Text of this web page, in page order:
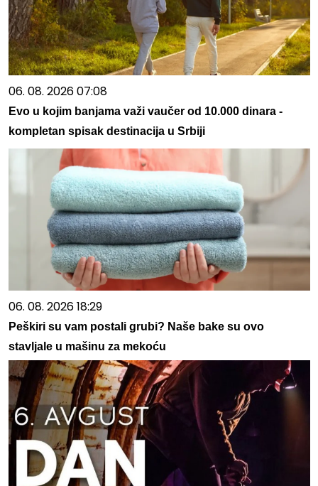
06. 08. 2026 07:08
Evo u kojim banjama važi vaučer od 10.000 dinara -
kompletan spisak destinacija u Srbiji
06. 08. 2026 18:29
Peškiri su vam postali grubi? Naše bake su ovo
stavljale u mašinu za mekoću